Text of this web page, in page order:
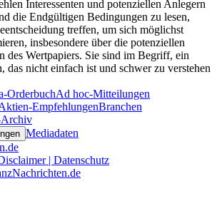
Interessenten und potenziellen Anlegern
die Endgültigen Bedingungen zu lesen,
treffen, um sich möglichst
insbesondere über die potenziellen
des Wertpapiers. Sie sind im Begriff, ein
das nicht einfach ist und schwer zu verstehen
OrderbuchAd hoc-Mitteilungen
EmpfehlungenBranchen
Archiv
Mediadaten
| Datenschutz